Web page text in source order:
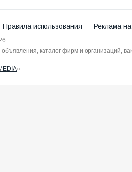
Правила использования Реклама
объявления, каталог фирм и организаций,
»